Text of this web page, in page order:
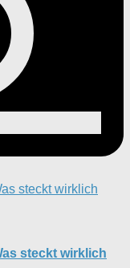
steckt wirklich